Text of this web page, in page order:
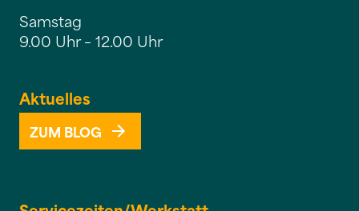
Samstag
9.00 Uhr – 12.00 Uhr
Aktuelles
ZUM BLOG